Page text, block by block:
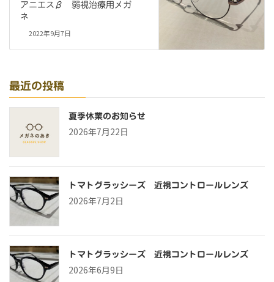
アニエスβ 弱視治療用メガ
ネ
2022年9月7日
最近の投稿
夏季休業のお知らせ
2026年7月22日
トマトグラッシーズ 近視コントロールレンズ
2026年7月2日
トマトグラッシーズ 近視コントロールレンズ
2026年6月9日